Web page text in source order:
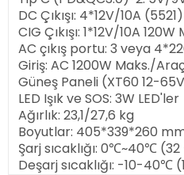
DC Çıkışı: 4*12V/10A
CIG Çıkışı: 1*12V/10A 120W
AC çıkış portu: 3 veya
Giriş: AC 1200W Maks./
Güneş Paneli (XT60 12-
LED Işık ve SOS: 3W LED'ler
Ağırlık: 23,1/27,6 kg
Boyutlar: 405*339*260
Şarj sıcaklığı: 0℃~40℃
Deşarj sıcaklığı: -10-40℃